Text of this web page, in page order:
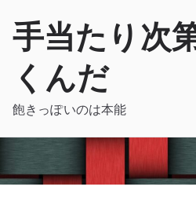
手当たり次
くんだ
飽きっぽいのは本能